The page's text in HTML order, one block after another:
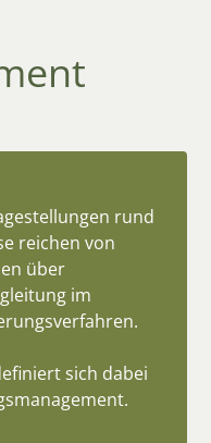
rund
reichen von
über
im
sich dabei